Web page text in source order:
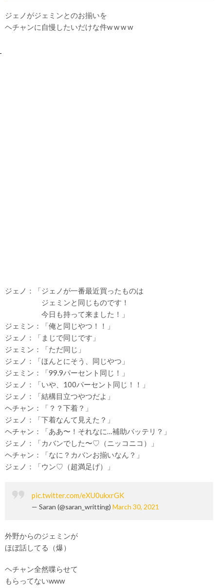
ジェノがジェミンとのお揃いを
ヘチャンに自慢したいだけな件w w w w
ジェノ：「ジェノが一番最近買ったものは
ジェミンと同じものです！
今日も持って来ました！」
ジェミン：「俺と同じやつ！！」
ジェノ：「まじで同じです」
ジェミン：「ただ同じ」
ジェノ：「ほんとにそう、同じやつ」
ジェミン：「99.9パーセント同じ！」
ジェノ：「いや、100パーセント同じ！！」
ジェノ：「結構目立つやつだよ」
ヘチャン：「？？下着？」
ジェノ：「下着なんて見えた？」
ヘチャン：「ああ〜！それなに…補助バッテリ？」
ジェノ：「カバンでした〜♡（ニッコニコ）」
ヘチャン：「なに？カバンお揃いなん？」
ジェノ：「ウン♡（超満足げ）」
pic.twitter.com/eXU0ukxrGK
— Saran (@saran_writting) March 30, 2021
外野からのジェミンが
ほぼ話してる（爆）
ヘチャン全然喋らせて
もらってないwww